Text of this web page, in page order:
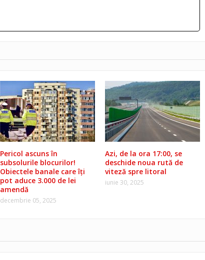
Pericol ascuns în
subsolurile blocurilor!
Obiectele banale care îți
pot aduce 3.000 de lei
amendă
decembrie 05, 2025
Azi, de la ora 17:00, se
deschide noua rută de
viteză spre litoral
iunie 30, 2025